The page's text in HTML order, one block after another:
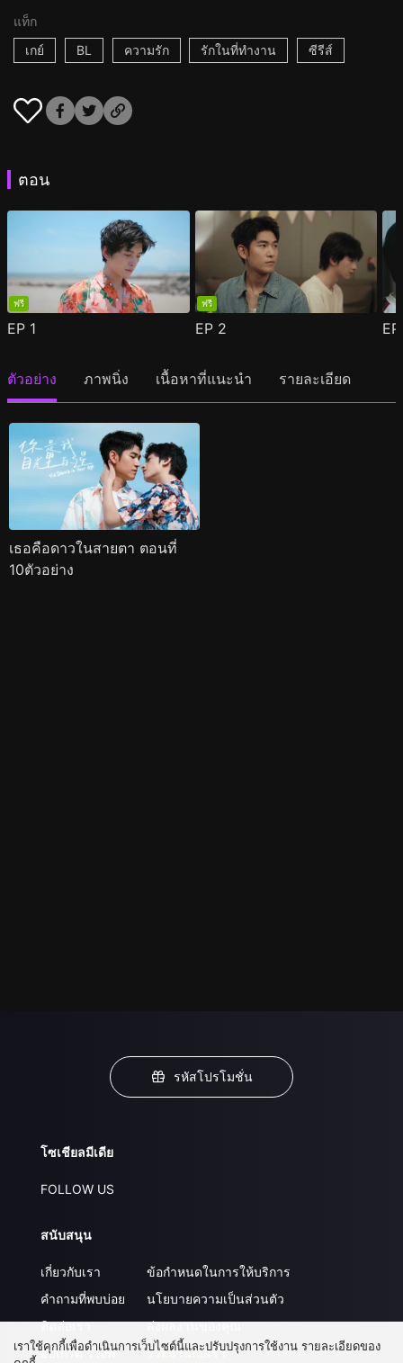
แท็ก
เกย์
BL ความรัก รักในที่ทำงาน ซีรีส์
ตอน
ฟรี
EP 1
ฟรี
EP 2
ตัวอย่าง ภาพนิ่ง เนื้อหาที่แนะนำ รายละเอียด
เธอคือดาวในสายตา ตอนที่
10ตัวอย่าง
รหัสโปรโมชั่น
โซเชียลมีเดีย
FOLLOW US
สนับสนุน
เกี่ยวกับเรา
คำถามที่พบบ่อย
ติดต่อเรา
อัปเกรด วีไอพี
ข้อกำหนดในการให้บริการ
นโยบายความเป็นส่วนตัว
ส่งผลงานของคุณ
ร่วมงานกับเรา
เราใช้คุกกี้เพื่อดำเนินการเว็บไซต์นี้และปรับปรุงการใช้งาน รายละเอียดของ